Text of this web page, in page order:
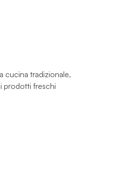
cucina tradizionale,
prodotti freschi